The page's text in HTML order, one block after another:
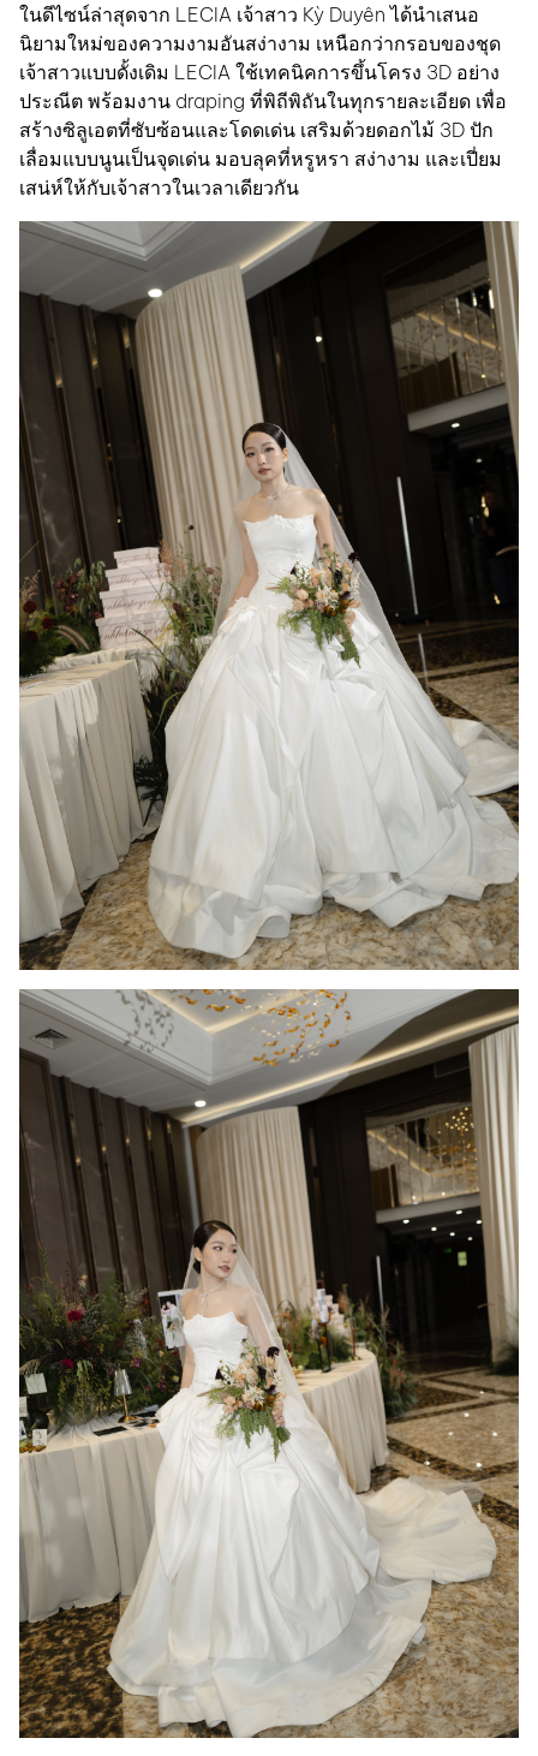
ในดีไซน์ล่าสุดจาก LECIA เจ้าสาว Kỳ Duyên ได้นำเสนอ
นิยามใหม่ของความงามอันสง่างาม เหนือกว่ากรอบของชุด
เจ้าสาวแบบดั้งเดิม LECIA ใช้เทคนิคการขึ้นโครง 3D อย่าง
ประณีต พร้อมงาน draping ที่พิถีพิถันในทุกรายละเอียด เพื่อ
สร้างซิลูเอตที่ซับซ้อนและโดดเด่น เสริมด้วยดอกไม้ 3D ปัก
เลื่อมแบบนูนเป็นจุดเด่น มอบลุคที่หรูหรา สง่างาม และเปี่ยม
เสน่ห์ให้กับเจ้าสาวในเวลาเดียวกัน